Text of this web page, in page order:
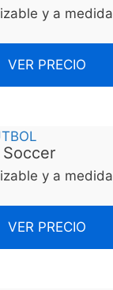
y a medida
VER PRECIO
y a medida
VER PRECIO